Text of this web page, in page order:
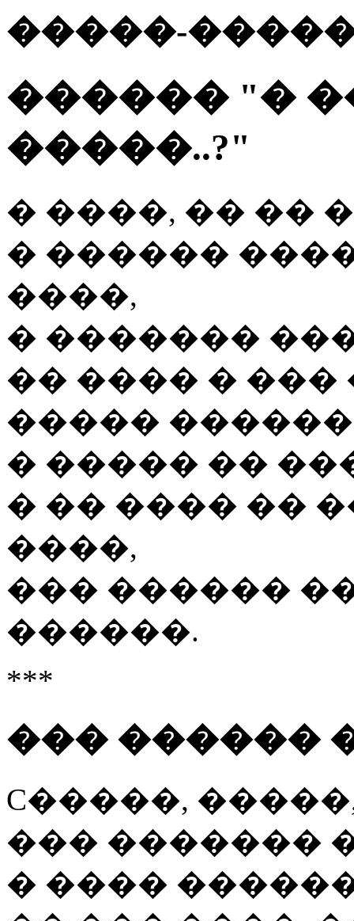
�����-
������ "�
�����..?"
� ����, �� ��
� ������
����,
� �������
�� ���� � ���
�����
� ����� ��
� �� ���� ��
����,
��� ������
������.
***
��� ������
C�����,
��� �������
� ����